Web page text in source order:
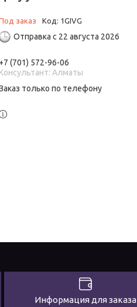
заказ Код: 1GIVG
Отправка с 22 августа 2026
+7 (701) 572-96-06
Консультант: Алматы
только по телефону
Информация для заказа